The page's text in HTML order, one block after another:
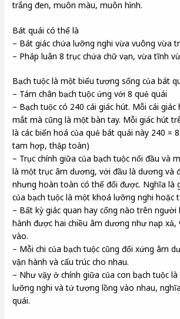
trắng đen, muôn màu, muôn hình.
Bát quái có thể là
– Bát giác chứa lưỡng nghi vừa vuông vừa
– Pháp luân 8 trục chứa chữ vạn, vừa tĩnh
Bạch tuộc là một biểu tượng sống của bát
– Tám chân bạch tuộc ứng với 8 quẻ quái
– Bạch tuộc có 240 cái giác hút. Mỗi cái
mắt mà cũng là một bàn tay. Mỗi giác hút
là các biến hoá của quẻ bát quái này 240 =
tam hợp, thập toàn)
– Trục chính giữa của bạch tuộc nối đầu và
là một trục âm dương, với đầu là dương và
nhưng hoàn toàn có thể đổi được. Nghĩa là
của bạch tuộc là một khoá lưỡng nghi hoặc
– Bất kỳ giác quan hay cổng nào trên người
hành được hai chiều âm dương như nạp xả,
vào.
– Mỗi chi của bạch tuộc cũng đối xứng âm
vận hành và cấu trúc cho nhau.
– Như vậy ở chính giữa của con bạch tuộc
lưỡng nghi và tứ tượng lồng vào nhau,
quái.